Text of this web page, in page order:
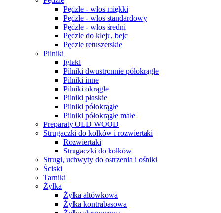
Pędzle - włos miękki
Pędzle - włos standardowy
Pędzle - włos średni
Pędzle do kleju, bejc
Pędzle retuszerskie
Pilniki
Iglaki
Pilniki dwustronnie półokrągłe
Pilniki inne
Pilniki okrągłe
Pilniki płaskie
Pilniki półokrągłe
Pilniki półokrągłe małe
Preparaty OLD WOOD
Strugaczki do kołków i rozwiertaki
Rozwiertaki
Strugaczki do kołków
Strugi, uchwyty do ostrzenia i ośniki
Ściski
Tarniki
Żyłka
Żyłka altówkowa
Żyłka kontrabasowa